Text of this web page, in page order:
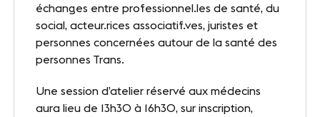
Le Club
Nos Partenaires et Labels
échanges entre professionnel.les de santé, du
social, acteur.rices associatif.ves, juristes et
personnes concernées autour de la santé des
personnes Trans.
Une session d’atelier réservé aux médecins
aura lieu de 13h30 à 16h30, sur inscription,